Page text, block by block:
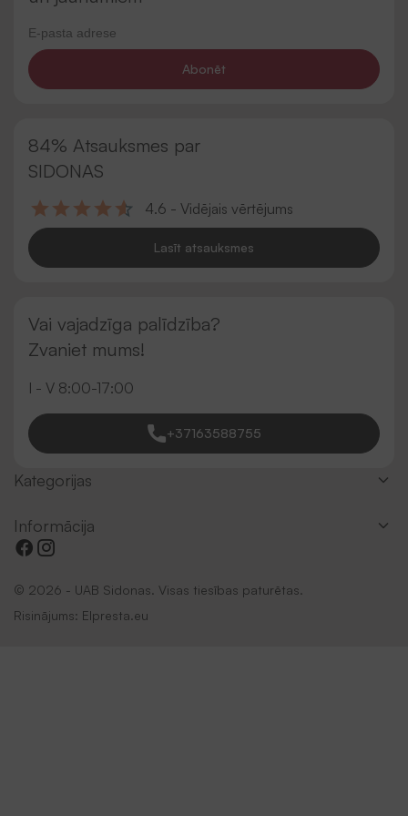
Abonēt
84% Atsauksmes par
SIDONAS
4.6 - Vidējais vērtējums
Lasīt atsauksmes
Vai vajadzīga palīdzība?
Zvaniet mums!
I - V 8:00-17:00
+37163588755
Kategorijas
Informācija
© 2026 - UAB Sidonas. Visas tiesības paturētas.
Risinājums: Elpresta.eu